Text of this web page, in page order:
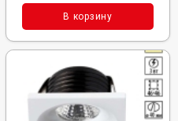
В корзину